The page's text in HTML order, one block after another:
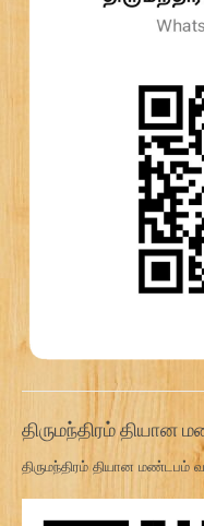
திருமந்திரம் தியான
திருமந்திரம் தியான